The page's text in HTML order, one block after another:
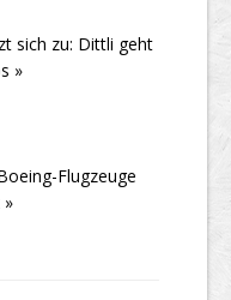
sich zu: Dittli geht
»
Flugzeuge
»